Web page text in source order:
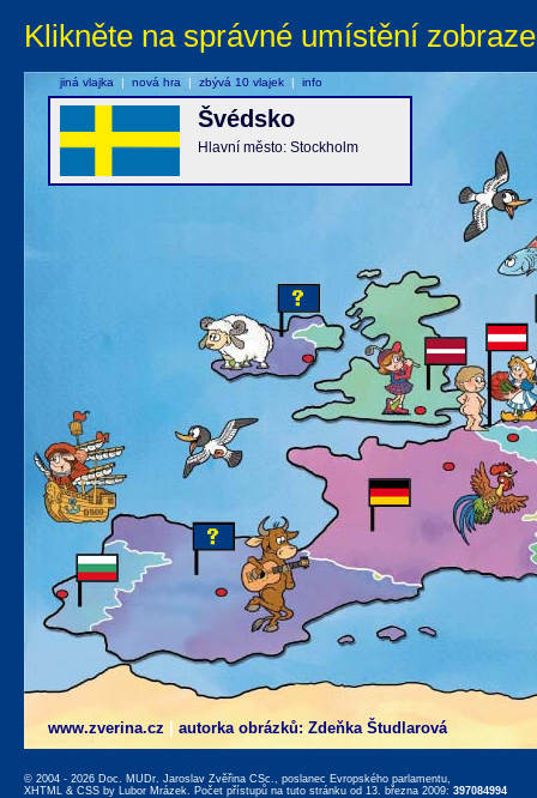
Klikněte na správné umístění
www.zverina.cz autorka obrázků: Zdeňka Študlarová
Švédsko
Hlavní město: Stockholm
jiná vlajka | nová hra | zbývá 10 vlajek | info
© 2004 - 2026 Doc. MUDr. Jaroslav Zvěřina CSc., poslanec Evropského parlamentu,
XHTML & CSS by Lubor Mrázek. Počet přístupů na tuto stránku od 13. března 2009: 397084994